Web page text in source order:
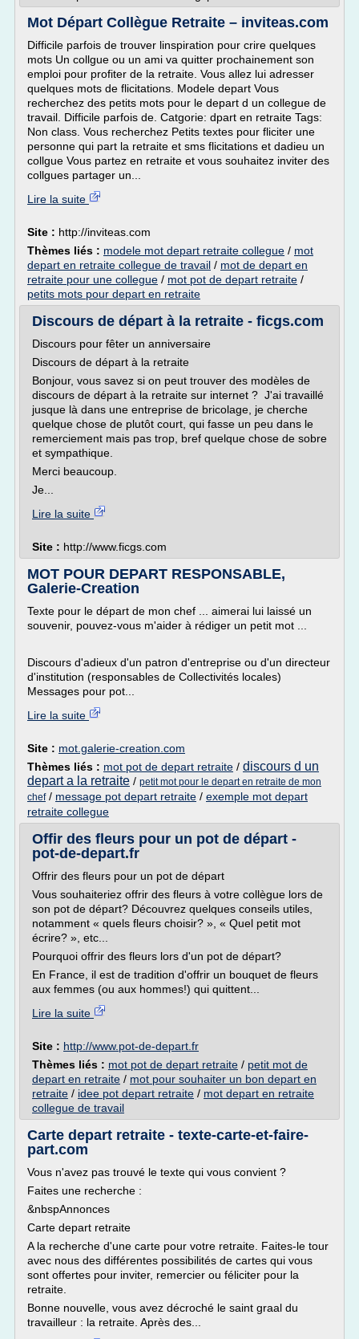
Mot Départ Collègue Retraite – inviteas.com
Difficile parfois de trouver linspiration pour crire quelques
mots Un collgue ou un ami va quitter prochainement son
emploi pour profiter de la retraite. Vous allez lui adresser
quelques mots de flicitations. Modele depart Vous
recherchez des petits mots pour le depart d un collegue de
travail. Difficile parfois de. Catgorie: dpart en retraite Tags:
Non class. Vous recherchez Petits textes pour fliciter une
personne qui part la retraite et sms flicitations et dadieu un
collgue Vous partez en retraite et vous souhaitez inviter des
collgues partager un...
Lire la suite
Site : http://inviteas.com
Thèmes liés : modele mot depart retraite collegue / mot
depart en retraite collegue de travail / mot de depart en
retraite pour une collegue / mot pot de depart retraite /
petits mots pour depart en retraite
Discours de départ à la retraite - ficgs.com
Discours pour fêter un anniversaire
Discours de départ à la retraite
Bonjour, vous savez si on peut trouver des modèles de
discours de départ à la retraite sur internet ? J'ai travaillé
jusque là dans une entreprise de bricolage, je cherche
quelque chose de plutôt court, qui fasse un peu dans le
remerciement mais pas trop, bref quelque chose de sobre
et sympathique.
Merci beaucoup.
Je...
Lire la suite
Site : http://www.ficgs.com
MOT POUR DEPART RESPONSABLE,
Galerie-Creation
Texte pour le départ de mon chef ... aimerai lui laissé un
souvenir, pouvez-vous m'aider à rédiger un petit mot ...
Discours d'adieux d'un patron d'entreprise ou d'un directeur
d'institution (responsables de Collectivités locales)
Messages pour pot...
Lire la suite
Site : mot.galerie-creation.com
Thèmes liés : mot pot de depart retraite / discours d un
depart a la retraite / petit mot pour le depart en retraite de mon
chef/ message pot depart retraite / exemple mot depart
retraite collegue
Offir des fleurs pour un pot de départ -
pot-de-depart.fr
Offrir des fleurs pour un pot de départ
Vous souhaiteriez offrir des fleurs à votre collègue lors de
son pot de départ? Découvrez quelques conseils utiles,
notamment « quels fleurs choisir? », « Quel petit mot
écrire? », etc...
Pourquoi offrir des fleurs lors d'un pot de départ?
En France, il est de tradition d'offrir un bouquet de fleurs
aux femmes (ou aux hommes!) qui quittent...
Lire la suite
Site : http://www.pot-de-depart.fr
Thèmes liés : mot pot de depart retraite / petit mot de
depart en retraite / mot pour souhaiter un bon depart en
retraite / idee pot depart retraite / mot depart en retraite
collegue de travail
Carte depart retraite - texte-carte-et-faire-
part.com
Vous n'avez pas trouvé le texte qui vous convient ?
Faites une recherche :
&nbspAnnonces
Carte depart retraite
A la recherche d'une carte pour votre retraite. Faites-le tour
avec nous des différentes possibilités de cartes qui vous
sont offertes pour inviter, remercier ou féliciter pour la
retraite.
Bonne nouvelle, vous avez décroché le saint graal du
travailleur : la retraite. Après des...